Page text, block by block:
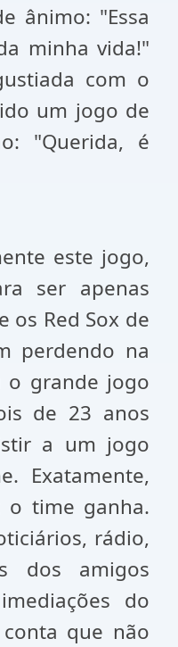
ânimo: "Essa
minha vida!"
com o
um jogo de
"Querida, é
este jogo,
ser apenas
os Red Sox de
perdendo na
o grande jogo
de 23 anos
a um jogo
Exatamente,
o time ganha.
rádio,
dos amigos
do
que não